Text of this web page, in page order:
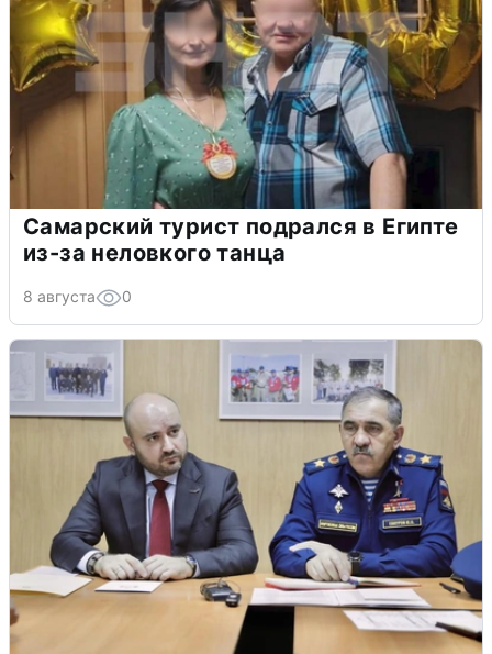
Самарский турист подрался в Египте
из-за неловкого танца
8 августа 0